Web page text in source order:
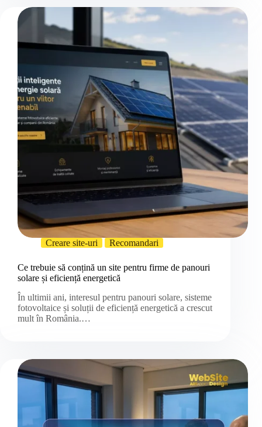
Creare site-uri Recomandari
Ce trebuie să conțină un site pentru firme de panouri
solare și eficiență energetică
În ultimii ani, interesul pentru panouri solare, sisteme
fotovoltaice și soluții de eficiență energetică a crescut
mult în România.…